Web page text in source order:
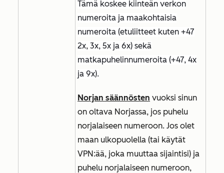
Tämä koskee kiinteän verkon
numeroita ja maakohtaisia
numeroita (etuliitteet kuten +47
2x, 3x, 5x ja 6x) sekä
matkapuhelinnumeroita (+47, 4x
ja 9x).
Norjan säännösten vuoksi sinun
on oltava Norjassa, jos puhelu
norjalaiseen numeroon. Jos olet
maan ulkopuolella (tai käytät
VPN:ää, joka muuttaa sijaintisi) ja
puhelu norjalaiseen numeroon,